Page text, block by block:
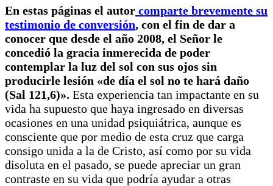
En estas páginas el autor comparte brevemente su
testimonio de conversión, con el fin de dar a
conocer que desde el año 2008, el Señor le
concedió la gracia inmerecida de poder
contemplar la luz del sol con sus ojos sin
producirle lesión «de día el sol no te hará daño
(Sal 121,6)». Esta experiencia tan impactante en su
vida ha supuesto que haya ingresado en diversas
ocasiones en una unidad psiquiátrica, aunque es
consciente que por medio de esta cruz que carga
consigo unida a la de Cristo, así como por su vida
disoluta en el pasado, se puede apreciar un gran
contraste en su vida que podría ayudar a otras